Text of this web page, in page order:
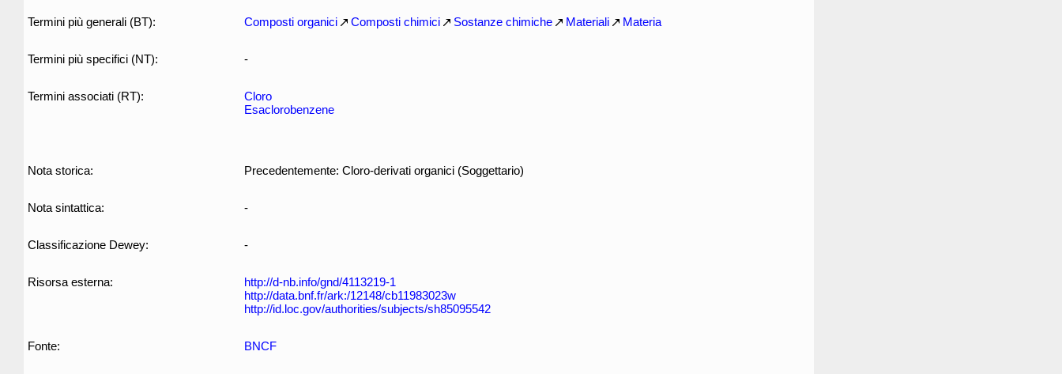
Termini più generali (BT): Composti organici Composti chimici Sostanze chimiche Materiali Materia
Termini più specifici (NT): -
Termini associati (RT):
Cloro
Esaclorobenzene
Nota storica: Precedentemente: Cloro-derivati organici (Soggettario)
Nota sintattica: -
Classificazione Dewey: -
Risorsa esterna:
http://d-nb.info/gnd/4113219-1
http://data.bnf.fr/ark:/12148/cb11983023w
http://id.loc.gov/authorities/subjects/sh85095542
Fonte: BNCF